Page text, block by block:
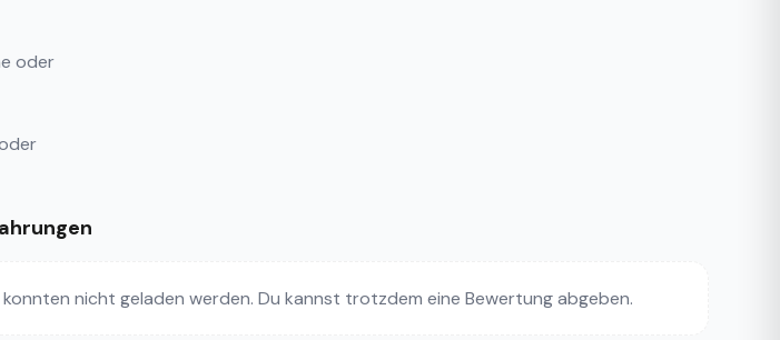
oder
nicht geladen werden. Du kannst trotzdem eine Bewertung abgeben.